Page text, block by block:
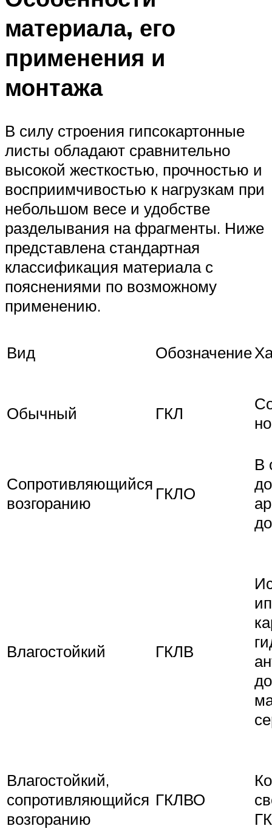
материала, его
применения и
монтажа
В силу строения гипсокартонные
листы обладают сравнительно
высокой жесткостью, прочностью и
восприимчивостью к нагрузкам при
небольшом весе и удобстве
разделывания на фрагменты. Ниже
представлена стандартная
классификация материала с
пояснениями по возможному
применению.
Вид Обозначение
Обычный ГКЛ
Сопротивляющийся
возгоранию
ГКЛО
В
Влагостойкий ГКЛВ
Влагостойкий,
сопротивляющийся
возгоранию
ГКЛВО